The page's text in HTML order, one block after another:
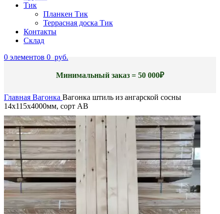
Тик
Планкен Тик
Террасная доска Тик
Контакты
Склад
0 элементов 0 руб.
Минимальный заказ = 50 000₽
Главная Вагонка Вагонка штиль из ангарской сосны
14x115x4000мм, сорт AB